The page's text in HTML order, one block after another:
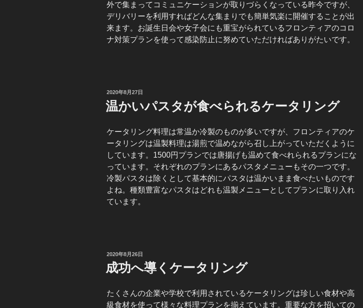
外で集まってコミュニケーションが取りづらくなっている昨今ですが、
デリバリーを利用すればどんな集まりでも簡単気楽に開催することが出
来ます。お誕生日会や女子会にも重宝がられているフロンティアのコロ
ナ対策プランを使って感染防止に努めていただければありがたいです。
投
稿
日:
2020年8月27日
温かいパスタが食べられるケータリング
ケータリング料理は常温か冷製のものが多いですが、フロンティアのケ
ータリングは温製料理は湯煎で温めながら召し上がっていただくように
しています。1500円プランでは唐揚げも温めて食べれられるプランにな
っています。それぞれのプランにあるパスタメニューもその一つです。
冷製パスタは除くとして基本的にパスタは温かいまま食べたいものです
よね。種類豊富なパスタはどれも温製メニューとしてプランに取り入れ
ています。
投
日:
2020年8月26日
成功へ導くケータリング
たくさんの企業や学校で利用されているケータリングは珍しい食材や高
級食材を使って様々な料理プランを揃えています。重要な方を招いての